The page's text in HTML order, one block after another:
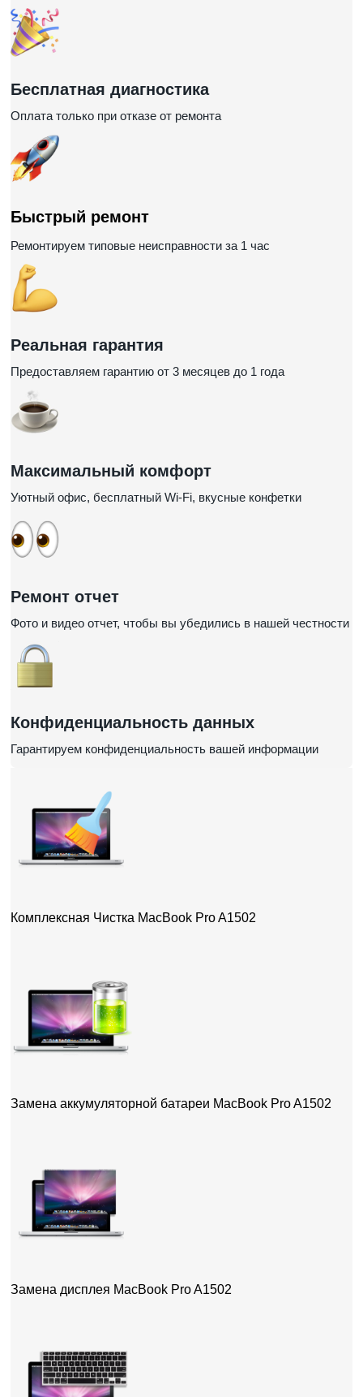
Бесплатная диагностика
Оплата только при отказе от ремонта
Быстрый ремонт
Ремонтируем типовые неисправности за 1 час
Реальная гарантия
Предоставляем гарантию от 3 месяцев до 1 года
Максимальный комфорт
Уютный офис, бесплатный Wi-Fi, вкусные конфетки
Ремонт отчет
Фото и видео отчет, чтобы вы убедились в нашей честности
Конфиденциальность данных
Гарантируем конфиденциальность вашей информации
Комплексная Чистка MacBook Pro A1502
Замена аккумуляторной батареи MacBook Pro A1502
Замена дисплея MacBook Pro A1502